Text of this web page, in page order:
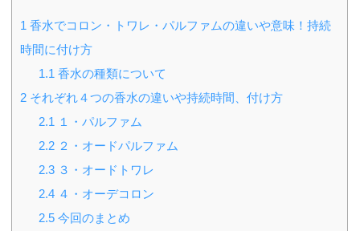
1 香水でコロン・トワレ・パルファムの違いや意味！持続
時間に付け方
1.1 香水の種類について
2 それぞれ４つの香水の違いや持続時間、付け方
2.1 １・パルファム
2.2 ２・オードパルファム
2.3 ３・オードトワレ
2.4 ４・オーデコロン
2.5 今回のまとめ